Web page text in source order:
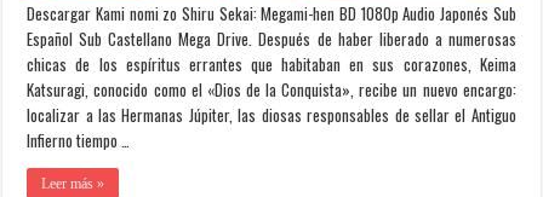
Descargar Kami nomi zo Shiru Sekai: Megami-hen BD 1080p Audio Japonés Sub
Español Sub Castellano Mega Drive. Después de haber liberado a numerosas
chicas de los espíritus errantes que habitaban en sus corazones, Keima
Katsuragi, conocido como el «Dios de la Conquista», recibe un nuevo encargo:
localizar a las Hermanas Júpiter, las diosas responsables de sellar el Antiguo
Infierno tiempo …
Leer más »